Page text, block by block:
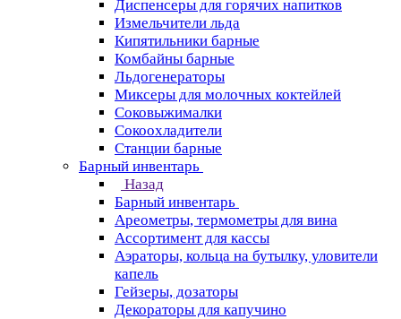
Диспенсеры для горячих напитков
Измельчители льда
Кипятильники барные
Комбайны барные
Льдогенераторы
Миксеры для молочных коктейлей
Соковыжималки
Сокоохладители
Станции барные
Барный инвентарь
Назад
Барный инвентарь
Ареометры, термометры для вина
Ассортимент для кассы
Аэраторы, кольца на бутылку, уловители
капель
Гейзеры, дозаторы
Декораторы для капучино